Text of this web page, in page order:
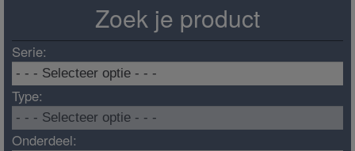
Zoek je product
Serie:
Type:
Onderdeel: